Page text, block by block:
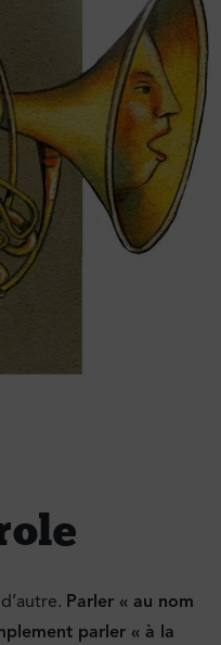
Parler « au nom
parler « à la